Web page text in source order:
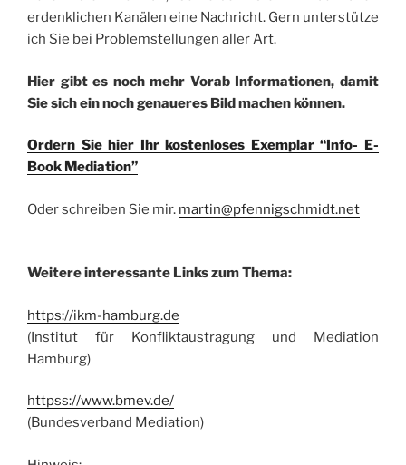
erdenklichen Kanälen eine Nachricht. Gern unterstütze
ich Sie bei Problemstellungen aller Art.
Hier gibt es noch mehr Vorab Informationen, damit
Sie sich ein noch genaueres Bild machen können.
Ordern Sie hier Ihr kostenloses Exemplar “Info- E-
Book Mediation”
Oder schreiben Sie mir. martin@pfennigschmidt.net
Weitere interessante Links zum Thema:
https://ikm-hamburg.de
(Institut für Konfliktaustragung und Mediation
Hamburg)
httpss://www.bmev.de/
(Bundesverband Mediation)